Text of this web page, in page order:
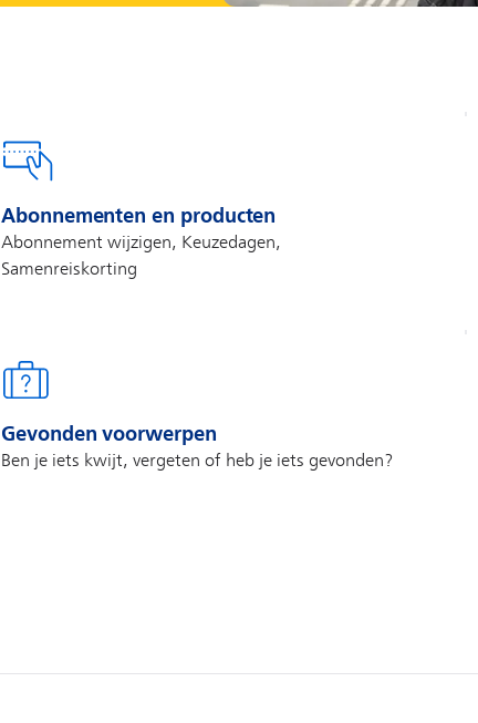
Abonnementen en producten
Abonnement wijzigen, Keuzedagen,
Samenreiskorting
Gevonden voorwerpen
Ben je iets kwijt, vergeten of heb je iets gevonden?